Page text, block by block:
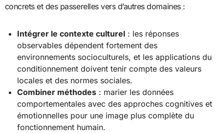
concrets et des passerelles vers d’autres domaines :
Intégrer le contexte culturel : les réponses
observables dépendent fortement des
environnements socioculturels, et les applications du
conditionnement doivent tenir compte des valeurs
locales et des normes sociales.
Combiner méthodes : marier les données
comportementales avec des approches cognitives et
émotionnelles pour une image plus complète du
fonctionnement humain.